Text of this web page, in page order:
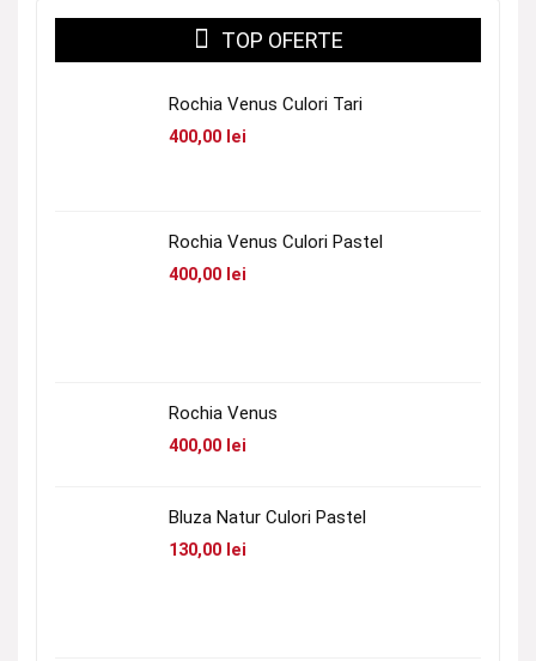
TOP OFERTE
Rochia Venus Culori Tari
400,00 lei
Rochia Venus Culori Pastel
400,00 lei
Rochia Venus
400,00 lei
Bluza Natur Culori Pastel
130,00 lei